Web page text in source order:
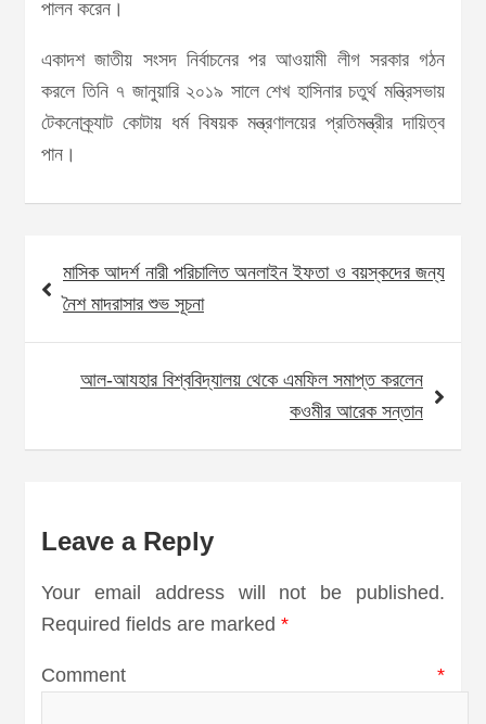
পালন করেন।
একাদশ জাতীয় সংসদ নির্বাচনের পর আওয়ামী লীগ সরকার গঠন
করলে তিনি ৭ জানুয়ারি ২০১৯ সালে শেখ হাসিনার চতুর্থ মন্ত্রিসভায়
টেকনোক্র্যাট কোটায় ধর্ম বিষয়ক মন্ত্রণালয়ের প্রতিমন্ত্রীর দায়িত্ব
পান।
navigation
মাসিক আদর্শ নারী পরিচালিত অনলাইন ইফতা ও বয়স্কদের জন্য
নৈশ মাদরাসার শুভ সূচনা
আল-আযহার বিশ্ববিদ্যালয় থেকে এমফিল সমাপ্ত করলেন
কওমীর আরেক সন্তান
Leave a Reply
Your email address will not be published.
Required fields are marked *
Comment *